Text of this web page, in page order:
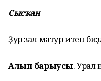
Сысҡан
Ҙур зал матур итеп
Алып барыусы. Урал